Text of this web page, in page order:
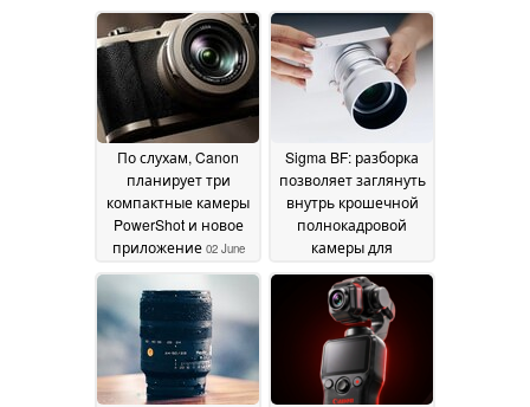
По слухам, Canon
планирует три
компактные камеры
PowerShot и новое
приложение 02 June
Sigma BF: разборка
позволяет заглянуть
внутрь крошечной
полнокадровой
камеры для
15 May
2026